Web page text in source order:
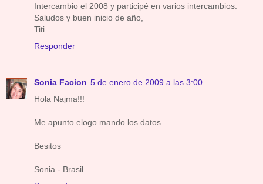
Intercambio el 2008 y participé en varios intercambios.
Saludos y buen inicio de año,
Titi
Responder
Sonia Facion 5 de enero de 2009 a las 3:00
Hola Najma!!!
Me apunto elogo mando los datos.
Besitos
Sonia - Brasil